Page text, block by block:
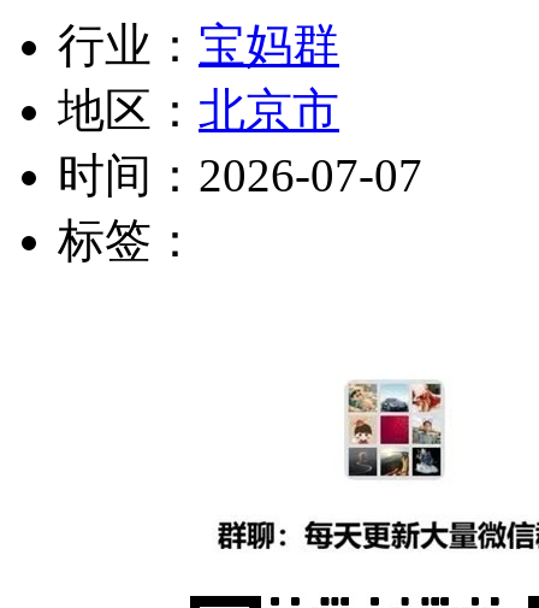
行业： 宝妈群
地区： 北京市
时间： 2026-07-07
标签：